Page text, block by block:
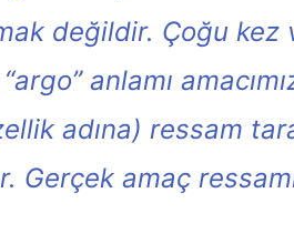
değildir. Çoğu kez
anlamı
adına) ressam
Gerçek amaç